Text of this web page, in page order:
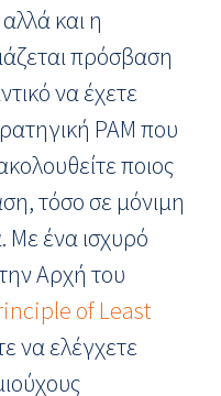
και η
πρόσβαση
να έχετε
PAM που
ποιος
τόσο σε μόνιμη
Με ένα ισχυρό
Αρχή του
of Least
να ελέγχετε